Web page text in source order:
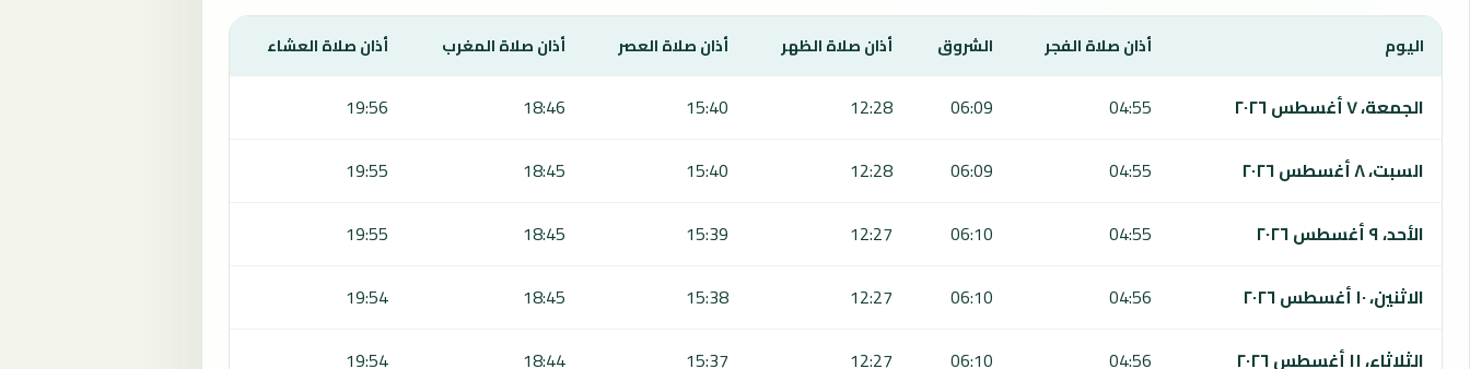
يعرض هذا الجدول مواقيت الصلاة لمدة 7 أيام في كوتيالا، بما يشمل الفجر والشروق والظهر والعصر والمغرب والعشاء.
اليوم أذان صلاة الفجر الشروق أذان صلاة الظهر أذان صلاة العصر أذان صلاة المغرب أذان صلاة العشاء
الجمعة، ٧ أغسطس ٢٠٢٦ 04:55
06:09
12:28
15:40
18:46
19:56
السبت، ٨ أغسطس ٢٠٢٦
04:55
06:09
12:28
15:40
18:45
19:55
الأحد، ٩ أغسطس ٢٠٢٦
04:55
06:10
12:27
15:39
18:45
19:55
الاثنين، ١٠ أغسطس ٢٠٢٦
04:56
06:10
12:27
15:38
18:45
19:54
الثلاثاء، ١١ أغسطس ٢٠٢٦
04:56
06:10
12:27
15:37
18:44
19:54